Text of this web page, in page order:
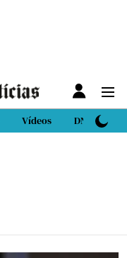
Vídeos DN Sport